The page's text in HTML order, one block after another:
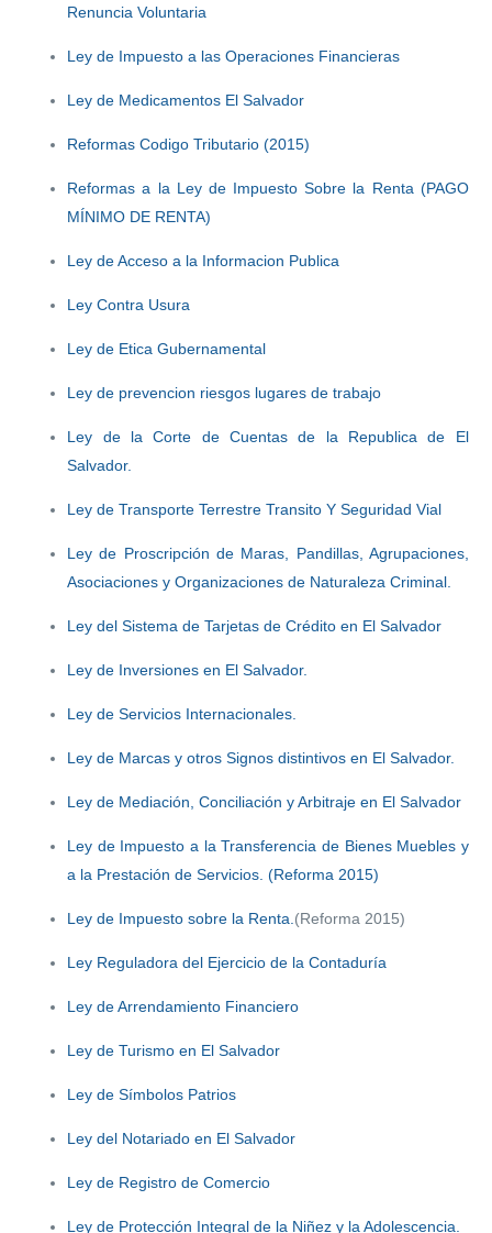
Renuncia Voluntaria
Ley de Impuesto a las Operaciones Financieras
Ley de Medicamentos El Salvador
Reformas Codigo Tributario (2015)
Reformas a la Ley de Impuesto Sobre la Renta (PAGO
MÍNIMO DE RENTA)
Ley de Acceso a la Informacion Publica
Ley Contra Usura
Ley de Etica Gubernamental
Ley de prevencion riesgos lugares de trabajo
Ley de la Corte de Cuentas de la Republica de El
Salvador.
Ley de Transporte Terrestre Transito Y Seguridad Vial
Ley de Proscripción de Maras, Pandillas, Agrupaciones,
Asociaciones y Organizaciones de Naturaleza Criminal.
Ley del Sistema de Tarjetas de Crédito en El Salvador
Ley de Inversiones en El Salvador.
Ley de Servicios Internacionales.
Ley de Marcas y otros Signos distintivos en El Salvador.
Ley de Mediación, Conciliación y Arbitraje en El Salvador
Ley de Impuesto a la Transferencia de Bienes Muebles y
a la Prestación de Servicios. (Reforma 2015)
Ley de Impuesto sobre la Renta.(Reforma 2015)
Ley Reguladora del Ejercicio de la Contaduría
Ley de Arrendamiento Financiero
Ley de Turismo en El Salvador
Ley de Símbolos Patrios
Ley del Notariado en El Salvador
Ley de Registro de Comercio
Ley de Protección Integral de la Niñez y la Adolescencia.